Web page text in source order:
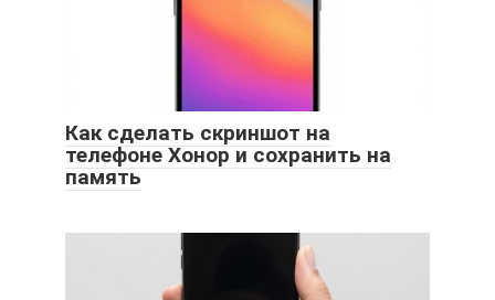
Как сделать скриншот на
телефоне Хонор и сохранить на
память